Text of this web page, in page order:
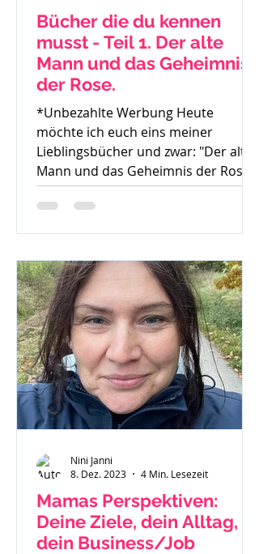
Bücher die du kennen
musst - Teil 1. Der alte
Mann und das Geheimnis
der Rose.
*Unbezahlte Werbung Heute
möchte ich euch eins meiner
Lieblingsbücher und zwar: "Der alte
Mann und das Geheimnis der Rose"
von Mark...
Mamas Perspektiven:
Deine Ziele, dein Alltag,
dein Business/Job
Nini Janni
8. Dez. 2023
4 Min. Lesezeit